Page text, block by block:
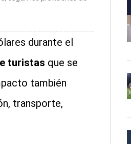
durante el
turistas que se
también
transporte,